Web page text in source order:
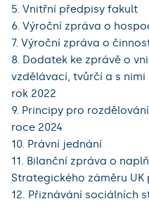
5. Vnitřní předpisy fakult
6. Výroční zpráva o
7. Výroční zpráva o
8. Dodatek ke zprávě o
vzdělávací, tvůrčí a s
rok 2022
9. Principy pro
roce 2024
10. Právní jednání
11. Bilanční zpráva o
Strategického záměru UK
12. Přiznávání sociálních